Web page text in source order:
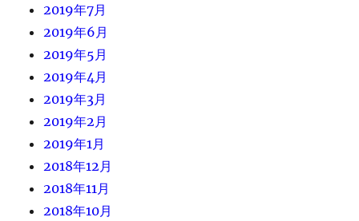
2019年7月
2019年6月
2019年5月
2019年4月
2019年3月
2019年2月
2019年1月
2018年12月
2018年11月
2018年10月